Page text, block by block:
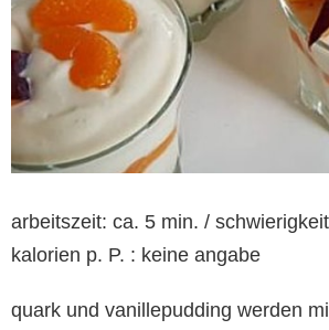
arbeitszeit: ca. 5 min. /
kalorien p. P. : keine angabe
quark und vanillepudding werden